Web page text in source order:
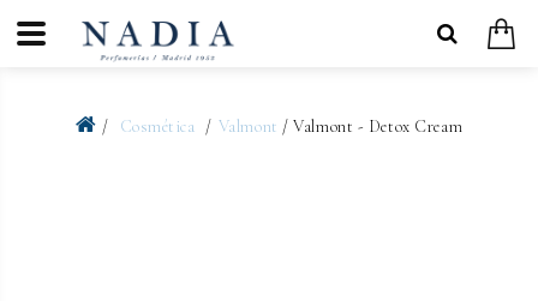
Cosmética Valmont / Valmont - Detox Cream